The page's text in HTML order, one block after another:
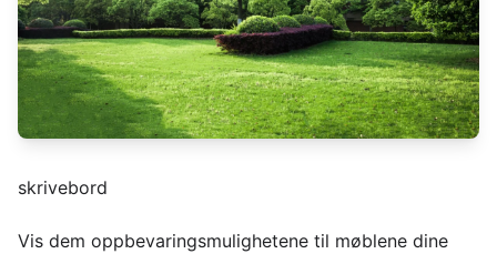
skrivebord
Vis dem oppbevaringsmulighetene til møblene dine